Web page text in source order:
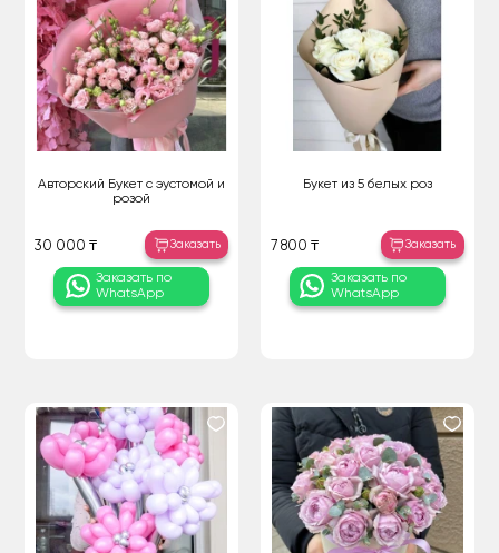
Авторский Букет с эустомой и
розой
30 000 ₸ Заказать
Заказать по
WhatsApp
Букет из 5 белых роз
7 800 ₸ Заказать
Заказать по
WhatsApp